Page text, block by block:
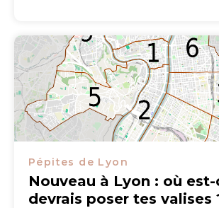
Pépites de Lyon
Nouveau à Lyon : où
devrais poser tes valises